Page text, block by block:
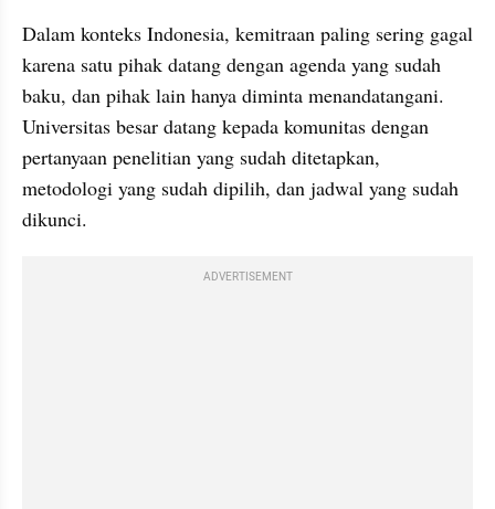
Dalam konteks Indonesia, kemitraan paling sering gagal
karena satu pihak datang dengan agenda yang sudah
baku, dan pihak lain hanya diminta menandatangani.
Universitas besar datang kepada komunitas dengan
pertanyaan penelitian yang sudah ditetapkan,
metodologi yang sudah dipilih, dan jadwal yang sudah
dikunci.
ADVERTISEMENT